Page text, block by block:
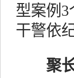
型案例
干警依
聚